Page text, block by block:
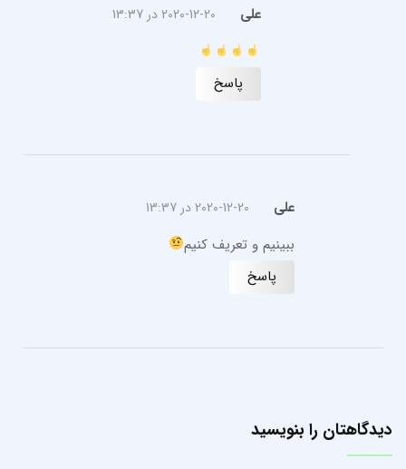
علی 2020-12-20 در 13:37
پاسخ
علی 2020-12-20 در 13:37
ببینیم و تعریف کنیم
پاسخ
دیدگاهتان را بنویسید